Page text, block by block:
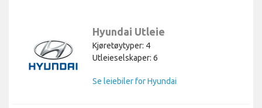
Hyundai Utleie
Kjøretøytyper: 4
Utleieselskaper: 6
Se leiebiler for Hyundai